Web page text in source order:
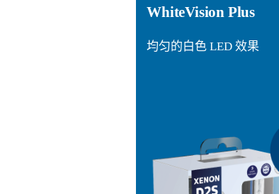
WhiteVision Plus
均匀的白色 LED 效果